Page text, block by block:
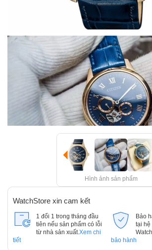
Hình ảnh sản phẩm
WatchStore xin cam kết
1 đổi 1 trong tháng đầu
tiên nếu sản phẩm có lỗi
từ nhà sản xuất. Xem chi
tiết
Bảo
tại hệ
bảo hành